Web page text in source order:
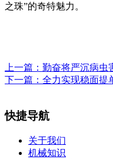
之珠”的奇特魅力。
上一篇： 勤奋将严沉病虫
下一篇： 全力实现稳面提
快捷导航
关于我们
机械知识